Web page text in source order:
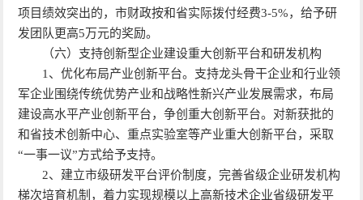
项目绩效突出的，市财政按和省实际拨付经费3-5%，给予研
发团队更高5万元的奖励。
（六）支持创新型企业建设重大创新平台和研发机构
1、优化布局产业创新平台。支持龙头骨干企业和行业领
军企业围绕传统优势产业和战略性新兴产业发展需求，布局
建设高水平产业创新平台，争创重大创新平台。对新获批的
和省技术创新中心、重点实验室等产业重大创新平台，采取
“一事一议”方式给予支持。
2、建立市级研发平台评价制度，完善省级企业研发机构
梯次培育机制，着力实现规模以上高新技术企业省级研发平